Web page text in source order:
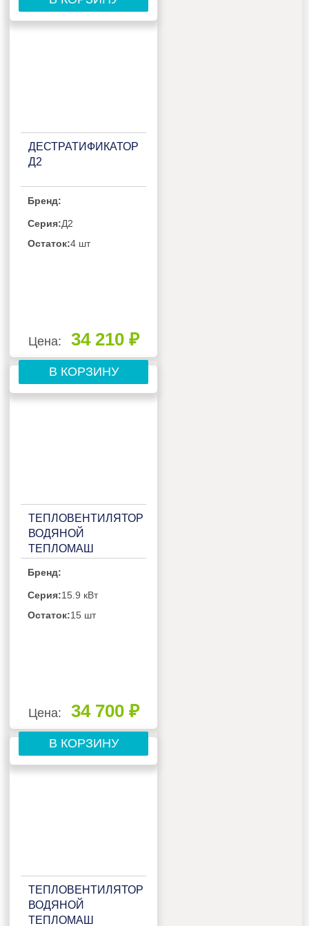
ДЕСТРАТИФИКАТОР
Д2
Бренд:
Серия:Д2
Остаток:4 шт
Цена: 34 210 ₽
В КОРЗИНУ
ТЕПЛОВЕНТИЛЯТОР
ВОДЯНОЙ
ТЕПЛОМАШ
Бренд:
Серия:15.9 кВт
Остаток:15 шт
Цена: 34 700 ₽
В КОРЗИНУ
ТЕПЛОВЕНТИЛЯТОР
ВОДЯНОЙ
ТЕПЛОМАШ